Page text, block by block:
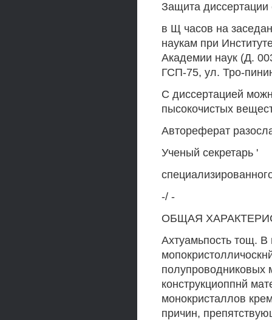
Защита диссертации
в Щ часов на
наукам при
Академии наук (Д.
ГСП-75, ул. Тро-
С диссертацией
пысокочистых
Автореферат
Ученый секретарь '
-/ -
ОБЩАЯ
Ахтуамьпость тощ.
полупроводниковых
конструкциоппнй
монокристаллов
причин,